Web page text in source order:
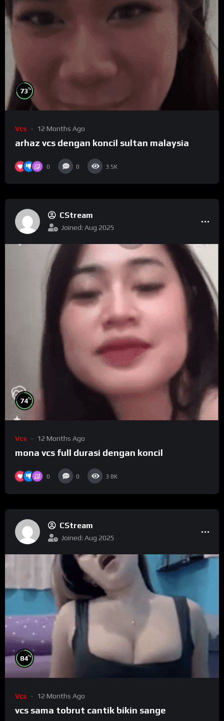
73%
Vcs 12 Months Ago
arhaz vcs dengan koncil sultan malaysia
0 0 3.5K
CStream
Joined: Aug 2025
74%
Vcs 12 Months Ago
mona vcs full durasi dengan koncil
0 0 3.8K
CStream
Joined: Aug 2025
84%
Vcs 12 Months Ago
vcs sama tobrut cantik bikin sange